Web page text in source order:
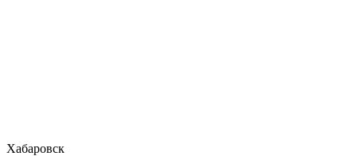
Хабаровск